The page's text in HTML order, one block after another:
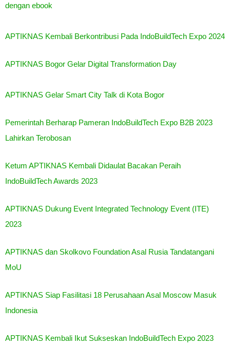
dengan ebook
APTIKNAS Kembali Berkontribusi Pada IndoBuildTech Expo 2024
APTIKNAS Bogor Gelar Digital Transformation Day
APTIKNAS Gelar Smart City Talk di Kota Bogor
Pemerintah Berharap Pameran IndoBuildTech Expo B2B 2023
Lahirkan Terobosan
Ketum APTIKNAS Kembali Didaulat Bacakan Peraih
IndoBuildTech Awards 2023
APTIKNAS Dukung Event Integrated Technology Event (ITE)
2023
APTIKNAS dan Skolkovo Foundation Asal Rusia Tandatangani
MoU
APTIKNAS Siap Fasilitasi 18 Perusahaan Asal Moscow Masuk
Indonesia
APTIKNAS Kembali Ikut Sukseskan IndoBuildTech Expo 2023